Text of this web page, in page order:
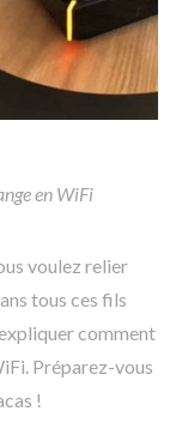
en WiFi
voulez relier
tous ces fils
comment
Préparez-vous
!